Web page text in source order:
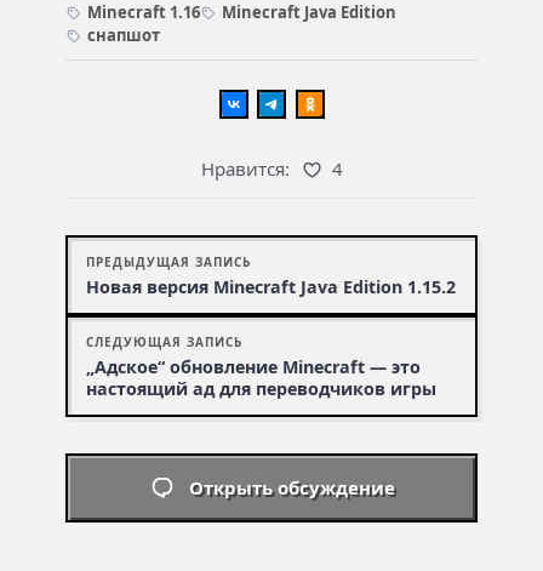
Minecraft 1.16
Minecraft Java Edition
снапшот
Нравится: 4
ПРЕДЫДУЩАЯ ЗАПИСЬ
Новая версия Minecraft Java Edition 1.15.2
СЛЕДУЮЩАЯ ЗАПИСЬ
„Адское“ обновление Minecraft — это
настоящий ад для переводчиков игры
Открыть обсуждение